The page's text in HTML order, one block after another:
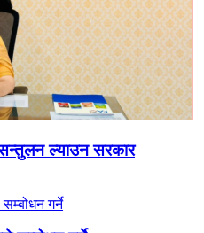
सन्तुलन ल्याउन सरकार